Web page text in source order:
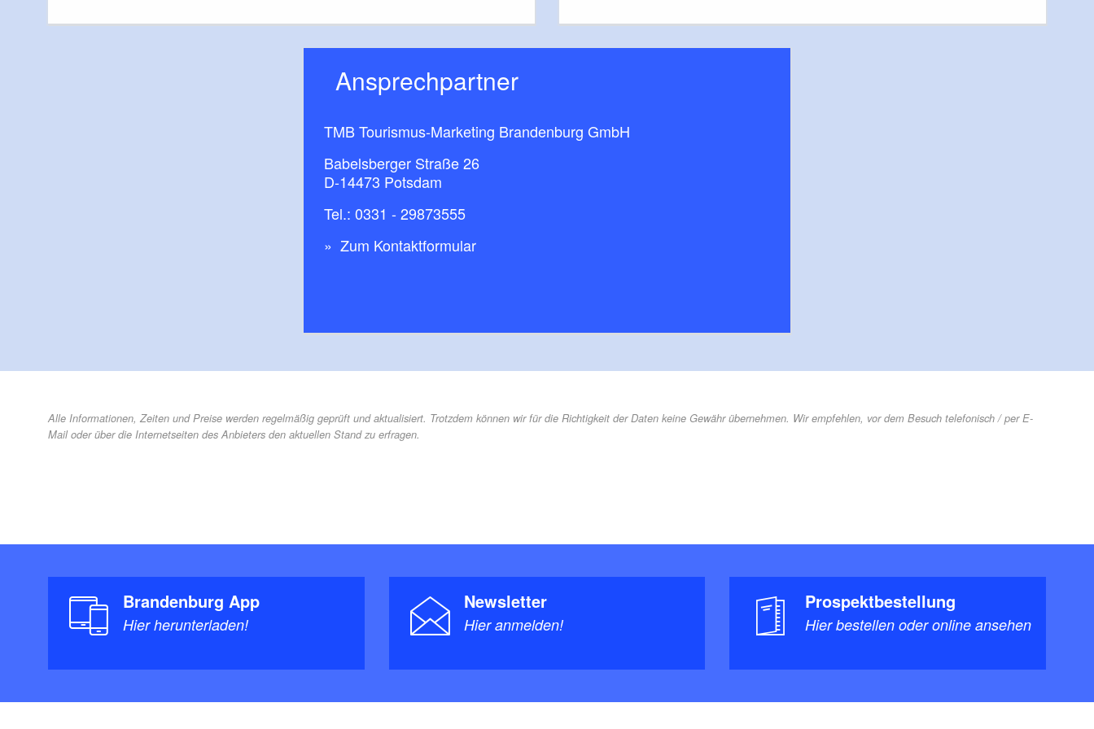
Ansprechpartner
TMB Tourismus-Marketing Brandenburg GmbH​
Babelsberger Straße 26
D-14473 Potsdam
Tel.: 0331 - 29873555
Zum Kontaktformular
Alle Informationen, Zeiten und Preise werden regelmäßig geprüft und aktualisiert. Trotzdem können wir für die Richtigkeit der Daten keine Gewähr übernehmen. Wir empfehlen, vor dem Besuch telefonisch / per E-
Mail oder über die Internetseiten des Anbieters den aktuellen Stand zu erfragen.
Brandenburg App
Hier herunterladen!
Newsletter
Hier anmelden!
Prospektbestellung
Hier bestellen oder online ansehen